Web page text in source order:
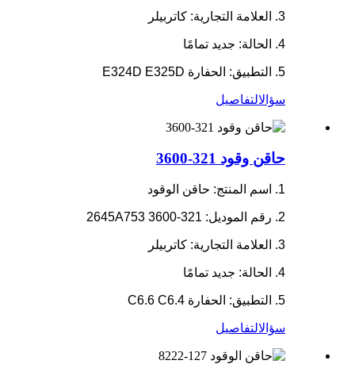
3. العلامة التجارية: كاتربيلر
4. الحالة: جديد تمامًا
5. التطبيق: الحفارة E324D E325D
سؤالالتفاصيل
حاقن وقود 321-3600
1. اسم المنتج: حاقن الوقود
2. رقم الموديل: 321-3600 2645A753
3. العلامة التجارية: كاتربيلر
4. الحالة: جديد تمامًا
5. التطبيق: الحفارة C6.6 C6.4
سؤالالتفاصيل